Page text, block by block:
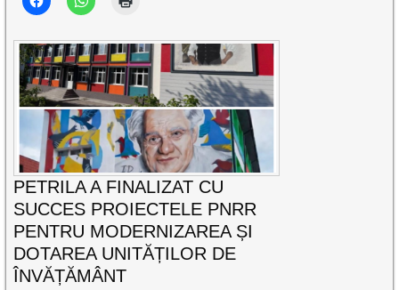
PETRILA A FINALIZAT CU
SUCCES PROIECTELE PNRR
PENTRU MODERNIZAREA ȘI
DOTAREA UNITĂȚILOR DE
ÎNVĂȚĂMÂNT